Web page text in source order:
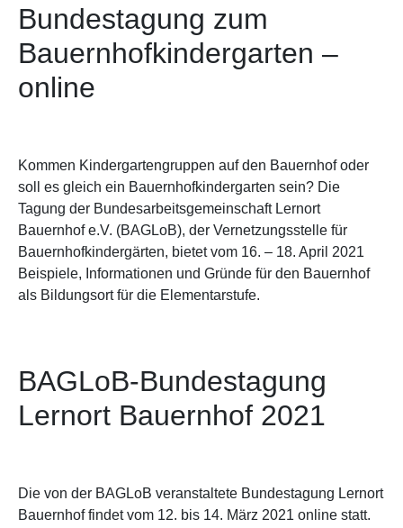
Bundestagung zum
Bauernhofkindergarten –
online
Kommen Kindergartengruppen auf den Bauernhof oder
soll es gleich ein Bauernhofkindergarten sein? Die
Tagung der Bundesarbeitsgemeinschaft Lernort
Bauernhof e.V. (BAGLoB), der Vernetzungsstelle für
Bauernhofkindergärten, bietet vom 16. – 18. April 2021
Beispiele, Informationen und Gründe für den Bauernhof
als Bildungsort für die Elementarstufe.
BAGLoB-Bundestagung
Lernort Bauernhof 2021
Die von der BAGLoB veranstaltete Bundestagung Lernort
Bauernhof findet vom 12. bis 14. März 2021 online statt.